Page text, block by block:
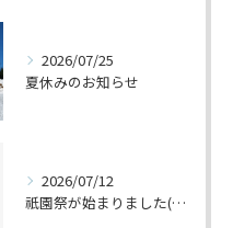
2026/07/25
夏休みのお知らせ
2026/07/12
祇園祭が始まりました(^^♪